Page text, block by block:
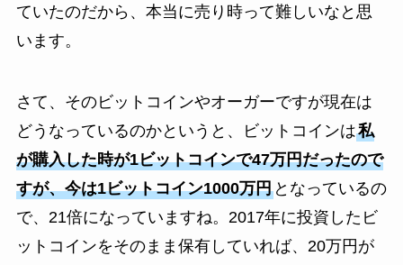
ていたのだから、本当に売り時って難しいなと思
います。
さて、そのビットコインやオーガーですが現在は
どうなっているのかというと、ビットコインは私
が購入した時が1ビットコインで47万円だったので
すが、今は1ビットコイン1000万円となっているの
で、21倍になっていますね。2017年に投資したビ
ットコインをそのまま保有していれば、20万円が